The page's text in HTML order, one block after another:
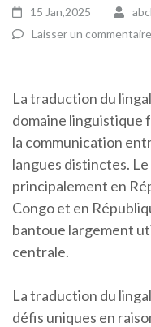
15 Jan,2025
Laisser un commentaire
La traduction du
domaine linguistique
la communication
langues distinctes.
principalement en
Congo et en
bantoue largement
centrale.
La traduction du
défis uniques en